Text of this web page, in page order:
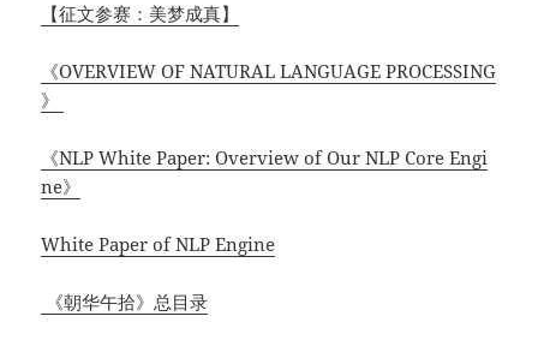
【征文参赛：美梦成真】
《OVERVIEW OF NATURAL LANGUAGE PROCESSING
》
《NLP White Paper: Overview of Our NLP Core Engi
ne》
White Paper of NLP Engine
《朝华午拾》总目录